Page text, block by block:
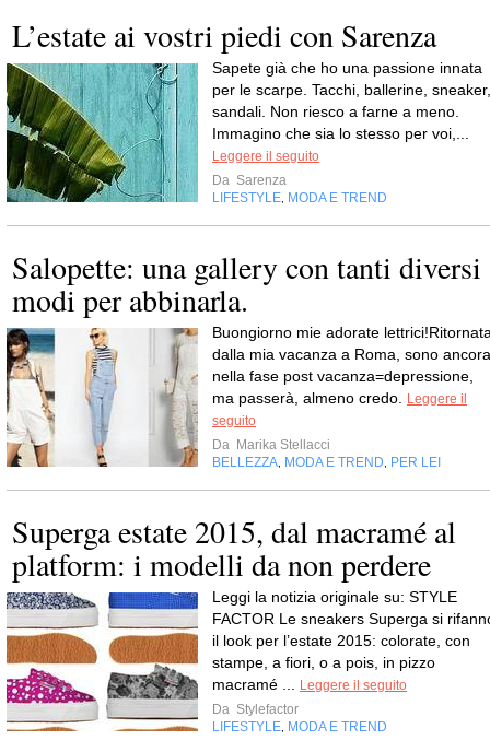
L’estate ai vostri piedi con Sarenza
Sapete già che ho una passione innata
per le scarpe. Tacchi, ballerine, sneaker,
sandali. Non riesco a farne a meno.
Immagino che sia lo stesso per voi,...
Leggere il seguito
Da Sarenza
LIFESTYLE, MODA E TREND
Salopette: una gallery con tanti diversi
modi per abbinarla.
Buongiorno mie adorate
dalla mia vacanza a Roma, sono ancora
nella fase post vacanza=depressione,
ma passerà, almeno credo. Leggere il
seguito
Da Marika Stellacci
BELLEZZA, MODA E TREND, PER LEI
Superga estate 2015, dal macramé al
platform: i modelli da non perdere
Leggi la notizia originale su: STYLE
FACTOR Le sneakers Superga si
il look per l’estate 2015: colorate, con
stampe, a fiori, o a pois, in pizzo
macramé ... Leggere il seguito
Da Stylefactor
LIFESTYLE, MODA E TREND